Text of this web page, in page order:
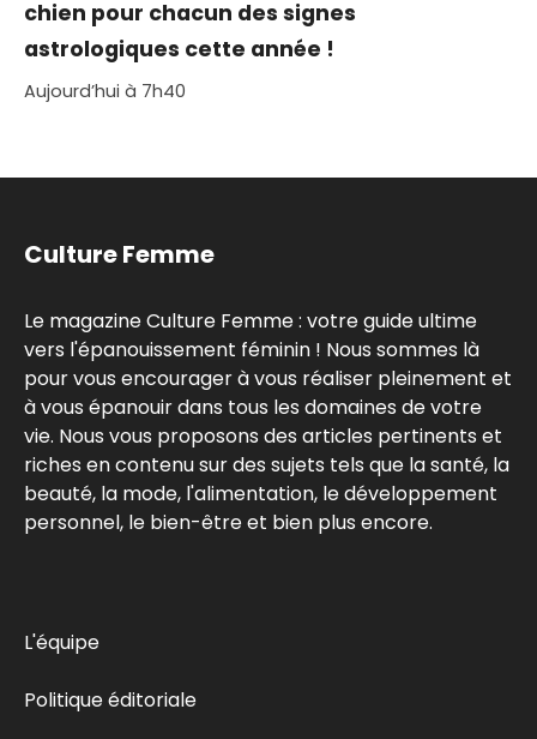
chien pour chacun des signes
astrologiques cette année !
Aujourd’hui à 7h40
Culture Femme
Le magazine Culture Femme : votre guide ultime
vers l'épanouissement féminin ! Nous sommes là
pour vous encourager à vous réaliser pleinement et
à vous épanouir dans tous les domaines de votre
vie. Nous vous proposons des articles pertinents et
riches en contenu sur des sujets tels que la santé, la
beauté, la mode, l'alimentation, le développement
personnel, le bien-être et bien plus encore.
L'équipe
Politique éditoriale